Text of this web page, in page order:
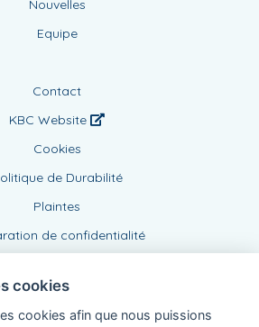
Nouvelles
Equipe
Contact
KBC Website
Cookies
de Durabilité
Plaintes
de confidentialité
cookies
cookies afin que nous puissions